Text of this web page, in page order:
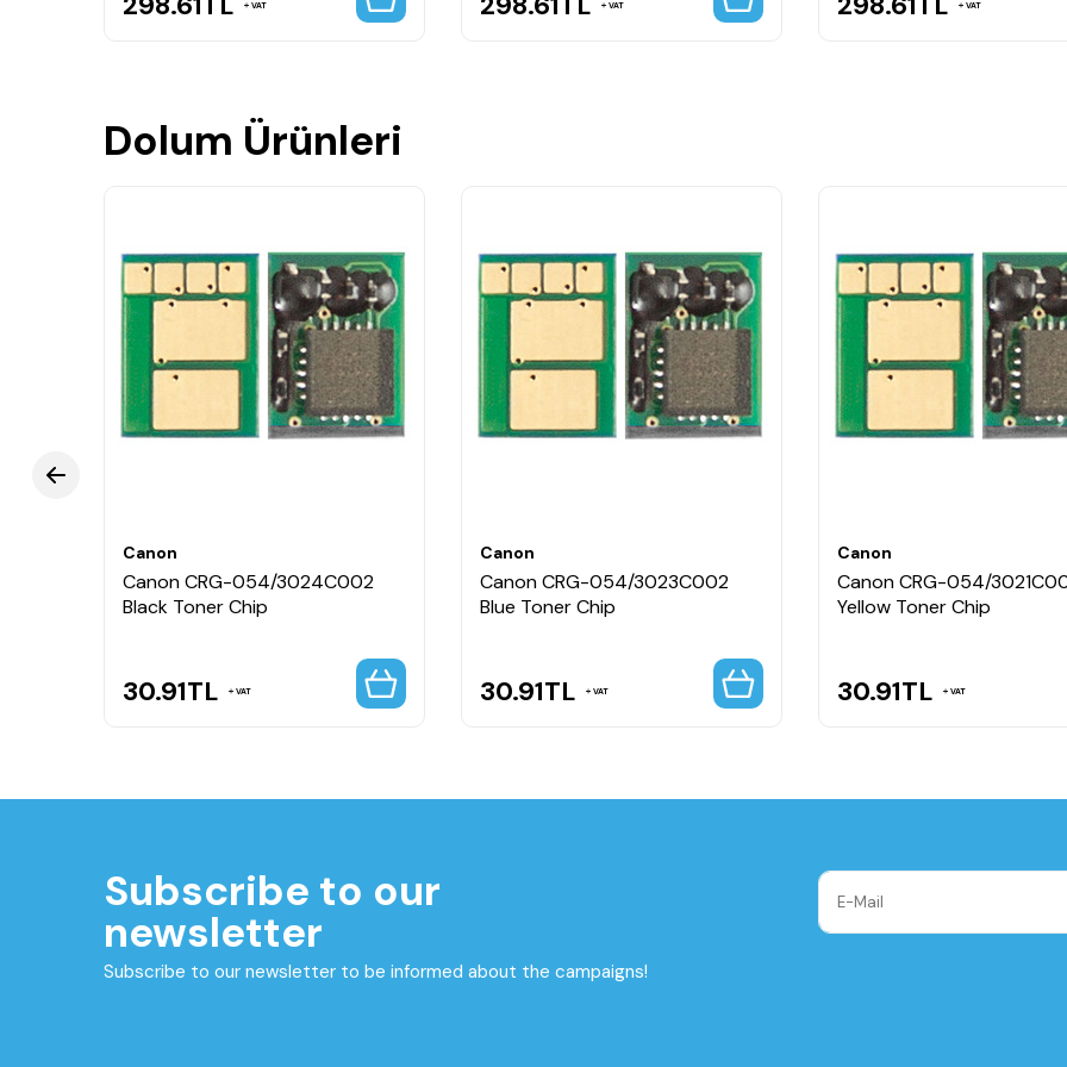
VAT VAT VAT
Dolum Ürünleri
Canon
Canon CRG-054/3024C002
Black Toner Chip
30.91TL VAT
Canon
Canon CRG-054/3023C002
Blue Toner Chip
30.91TL VAT
Canon
Canon CRG-054/
Yellow Toner Chip
30.91TL VAT
Subscribe to our
newsletter
Subscribe to our newsletter to be informed about the campaigns!